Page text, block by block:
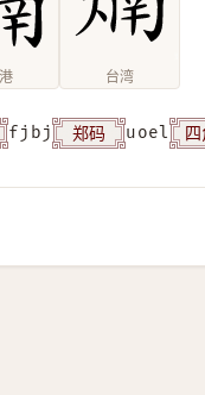
台湾
fjbj 郑码 uoel